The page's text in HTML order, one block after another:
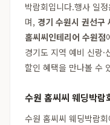
박람회입니다.행사 일정
며, 경기 수원시 권선
홈씨씨인테리어 수원점
경기도 지역 예비 신랑
할인 혜택을 만나볼 수
수원 홈씨씨 웨딩박람
수원 홈씨씨 웨딩박람